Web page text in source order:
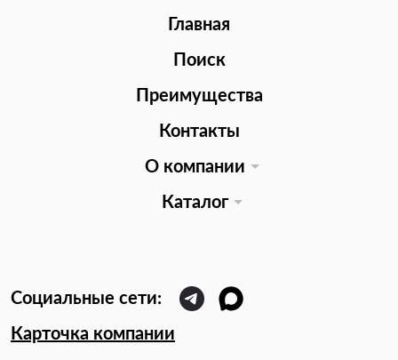
Главная
Поиск
Преимущества
Контакты
О компании
Каталог
Карточка компании